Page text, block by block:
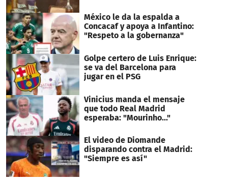
México le da la espalda a
Concacaf y apoya a Infantino:
"Respeto a la gobernanza"
Golpe certero de Luis Enrique:
se va del Barcelona para
jugar en el PSG
Vinicius manda el mensaje
que todo Real Madrid
esperaba: "Mourinho..."
El video de Diomande
disparando contra el Madrid:
"Siempre es así"